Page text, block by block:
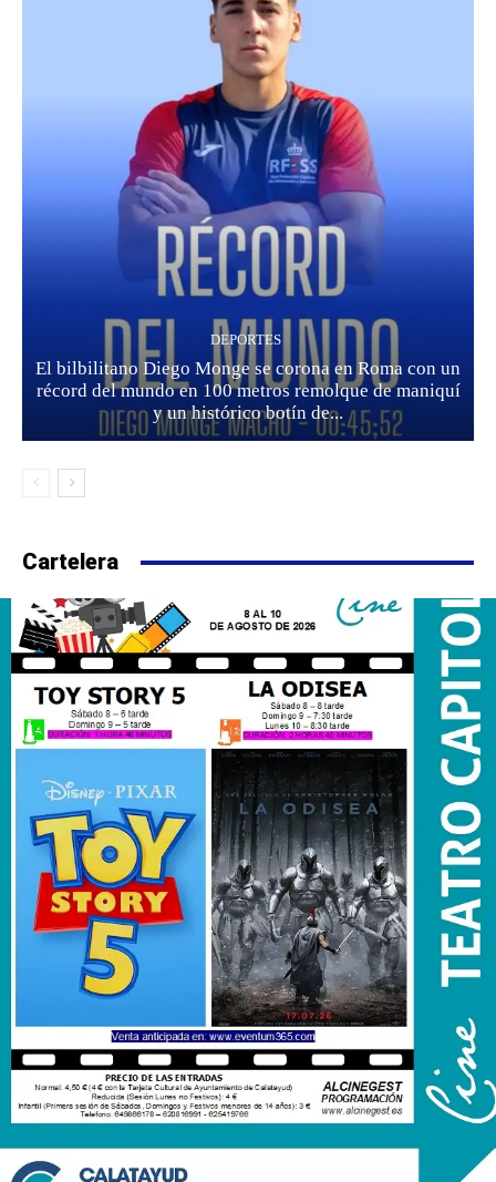
DEPORTES
El bilbilitano Diego Monge se corona en Roma con un
récord del mundo en 100 metros remolque de maniquí
y un histórico botín de...
Cartelera